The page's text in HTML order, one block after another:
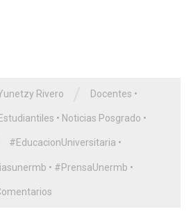
Rivero Docentes •
• Noticias Posgrado •
#EducacionUniversitaria •
• #PrensaUnermb •